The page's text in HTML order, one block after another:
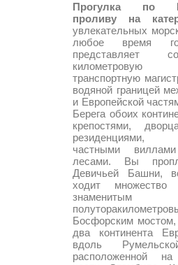
Прогулка по
проливу на
увлекательных
любое время
представляет
километровую
транспортную
водяной границей
и Европейской
Берега обоих
крепостями,
резиденциями,
частными
лесами. Вы
Девичьей Башни,
ходит множество
знаменитым
Босфорским
два континента
вдоль
расположенной на